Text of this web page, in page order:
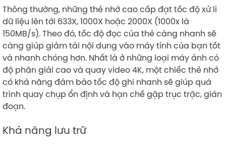
Thông thường, những thẻ nhớ cao cấp đạt tốc độ xử lí
dữ liệu lên tới 633X, 1000X hoặc 2000X (1000x là
150MB/s). Theo đó, tốc độ đọc của thẻ càng nhanh sẽ
càng giúp giảm tải nội dung vào máy tính của bạn tốt
và nhanh chóng hơn. Nhất là ở những loại máy ảnh có
độ phân giải cao và quay video 4K, một chiếc thẻ nhớ
có khả năng đảm bảo tốc độ ghi nhanh sẽ giúp quá
trình quay chụp ổn định và hạn chế gặp trục trặc, gián
đoạn.
Khả năng lưu trữ